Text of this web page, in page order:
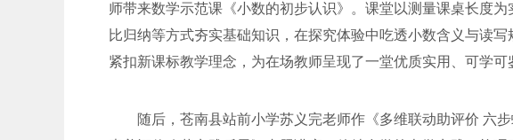
师带来数学示范课《小数的初步认识》。课堂以测量课桌长度
比归纳等方式夯实基础知识，在探究体验中吃透小数含义与读
紧扣新课标教学理念，为在场教师呈现了一堂优质实用、可学可
随后，苍南县站前小学苏义完老师作《多维联动助评价